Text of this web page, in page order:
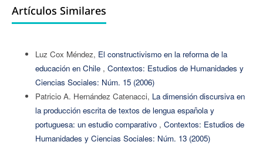
Artículos Similares
Luz Cox Méndez, El constructivismo en la reforma de la
educación en Chile , Contextos: Estudios de Humanidades y
Ciencias Sociales: Núm. 15 (2006)
Patricio A. Hernández Catenacci, La dimensión discursiva en
la producción escrita de textos de lengua española y
portuguesa: un estudio comparativo , Contextos: Estudios de
Humanidades y Ciencias Sociales: Núm. 13 (2005)